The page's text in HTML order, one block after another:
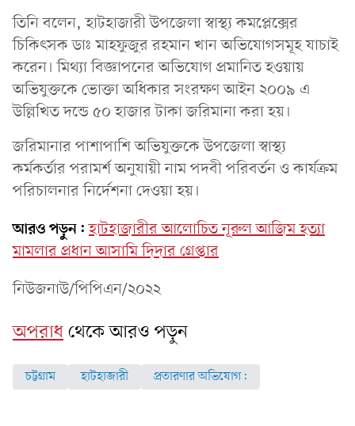
তিনি বলেন, হাটহাজারী উপজেলা স্বাস্থ্য কমপ্লেক্সের
চিকিৎসক ডাঃ মাহফুজুর রহমান খান অভিযোগসমূহ যাচাই
করেন। মিথ্যা বিজ্ঞাপনের অভিযোগ প্রমানিত হওয়ায়
অভিযুক্তকে ভোক্তা অধিকার সংরক্ষণ আইন ২০০৯ এ
উল্লিখিত দন্ডে ৫০ হাজার টাকা জরিমানা করা হয়।
জরিমানার পাশাপাশি অভিযুক্তকে উপজেলা স্বাস্থ্য
কর্মকর্তার পরামর্শ অনুযায়ী নাম পদবী পরিবর্তন ও কার্যক্রম
পরিচালনার নির্দেশনা দেওয়া হয়।
আরও পড়ুন: হাটহাজারীর আলোচিত নূরুল আজিম হত্যা
মামলার প্রধান আসামি দিদার গ্রেপ্তার
নিউজনাউ/পিপিএন/২০২২
অপরাধথেকে আরও পড়ুন
চট্টগ্রাম হাটহাজারী প্রতারণার অভিযোগ: